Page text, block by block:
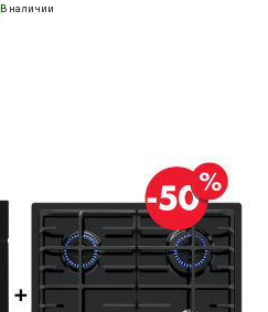
В наличии